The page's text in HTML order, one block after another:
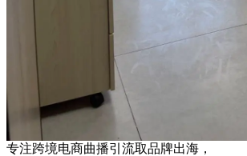
专注跨境电商曲播引流取品牌出海，